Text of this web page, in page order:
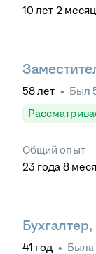
10 лет 2
58лет • Был
Общий опыт
23 года 8
41 год • Была